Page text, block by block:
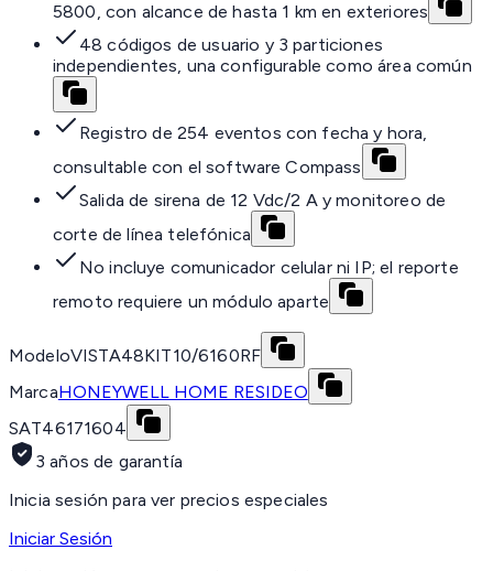
5800, con alcance de hasta 1 km en exteriores
48 códigos de usuario y 3 particiones
independientes, una configurable como área común
Registro de 254 eventos con fecha y hora,
consultable con el software Compass
Salida de sirena de 12 Vdc/2 A y monitoreo de
corte de línea telefónica
No incluye comunicador celular ni IP; el reporte
remoto requiere un módulo aparte
ModeloVISTA48KIT10/6160RF
MarcaHONEYWELL HOME RESIDEO
SAT46171604
3 años de garantía
Inicia sesión para ver precios especiales
Iniciar Sesión